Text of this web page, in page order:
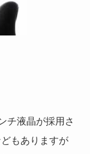
チ液晶が採用さ
もありますが